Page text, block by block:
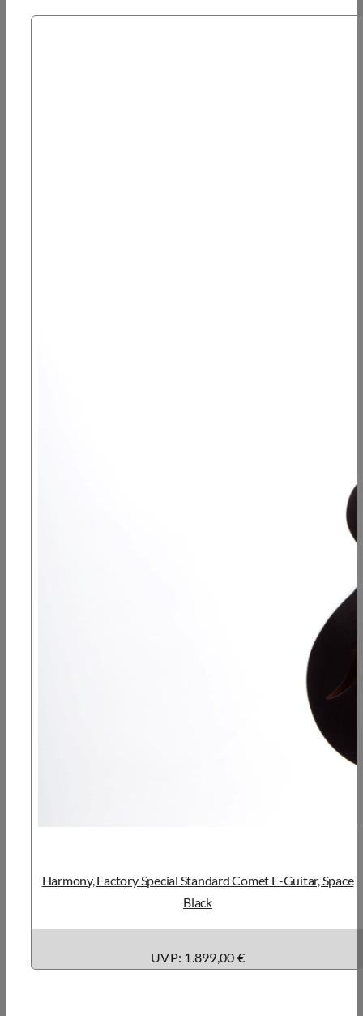
Harmony, Factory Special Standard Comet E-Guitar, Space
Black
UVP: 1.899,00 €